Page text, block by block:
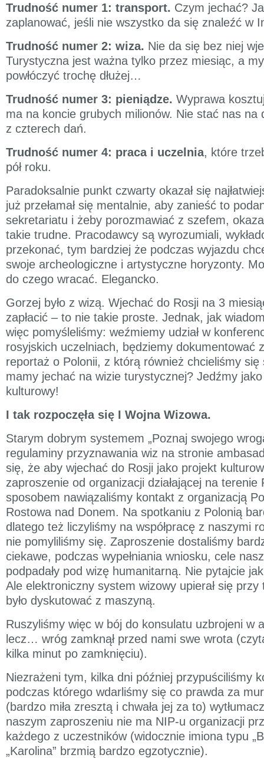
Trudność numer 1: transport. Czym jechać?
zaplanować, jeśli nie wszystko da się znaleźć w
Trudność numer 2: wiza. Nie da się bez niej
Turystyczna jest ważna tylko przez miesiąc, a
powłóczyć trochę dłużej…
Trudność numer 3: pieniądze. Wyprawa
ma na koncie grubych milionów. Nie stać nas na
z czterech dań.
Trudność numer 4: praca i uczelnia, które
pół roku.
Paradoksalnie punkt czwarty okazał się
już przełamał się mentalnie, aby zanieść to
sekretariatu i żeby porozmawiać z szefem,
takie trudne. Pracodawcy są wyrozumiali,
przekonać, tym bardziej że podczas wyjazdu
swoje archeologiczne i artystyczne horyzonty.
do czego wracać. Elegancko.
Gorzej było z wizą. Wjechać do Rosji na 3
zapłacić – to nie takie proste. Jednak, jak
więc pomyśleliśmy: weźmiemy udział w
rosyjskich uczelniach, będziemy dokumentować
reportaż o Polonii, z którą również chcieliśmy
mamy jechać na wizie turystycznej? Jedźmy
kulturowy!
I tak rozpoczęła się I Wojna Wizowa.
Starym dobrym systemem „Poznaj swojego
regulaminy przyznawania wiz na stronie
się, że aby wjechać do Rosji jako projekt
zaproszenie od organizacji działającej na terenie
sposobem nawiązaliśmy kontakt z organizacją
Rostowa nad Donem. Na spotkaniu z Polonią
dlatego też liczyliśmy na współpracę z naszymi
nie pomyliliśmy się. Zaproszenie dostaliśmy
ciekawe, podczas wypełniania wniosku, cele
podpadały pod wizę humanitarną. Nie pytajcie
Ale elektroniczny system wizowy upierał się
było dyskutować z maszyną.
Ruszyliśmy więc w bój do konsulatu uzbrojeni w
lecz… wróg zamknął przed nami swe wrota
kilka minut po zamknięciu).
Niezrażeni tym, kilka dni później przypuściliśmy
podczas którego wdarliśmy się co prawda za
(bardzo miła zresztą i chwała jej za to)
naszym zaproszeniu nie ma NIP-u organizacji
każdego z uczestników (widocznie imiona typu
„Karolina” brzmią bardzo egzotycznie).